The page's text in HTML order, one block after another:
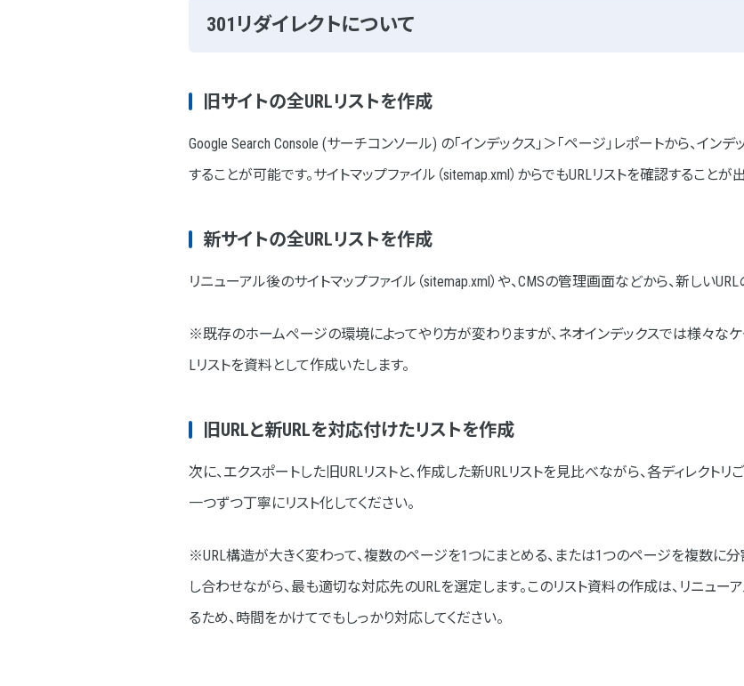
301リダイレクトについて
旧サイトの全URLリストを作成
Google Search Console (サーチコンソール) の「インデックス」＞「ページ」レポートから、イン
することが可能です。サイトマップファイル（sitemap.xml）からでもURLリストを確認することが
新サイトの全URLリストを作成
リニューアル後のサイトマップファイル（sitemap.xml）や、CMSの管理画面などから、新しい
※既存のホームぺージの環境によってやり方が変わりますが、ネオインデックスでは様々な
Lリストを資料として作成いたします。
旧URLと新URLを対応付けたリストを作成
次に、エクスポートした旧URLリストと、作成した新URLリストを見比べながら、各ディレクト
一つずつ丁寧にリスト化してください。
※URL構造が大きく変わって、複数のページを1つにまとめる、または1つのページを複数に
し合わせながら、最も適切な対応先のURLを選定します。このリスト資料の作成は、リニュー
るため、時間をかけてでもしっかり対応してください。